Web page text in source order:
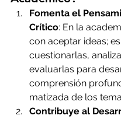
Fomenta el
Crítico: En la
con aceptar ideas;
cuestionarlas,
evaluarlas para
comprensión
matizada de los
Contribuye al